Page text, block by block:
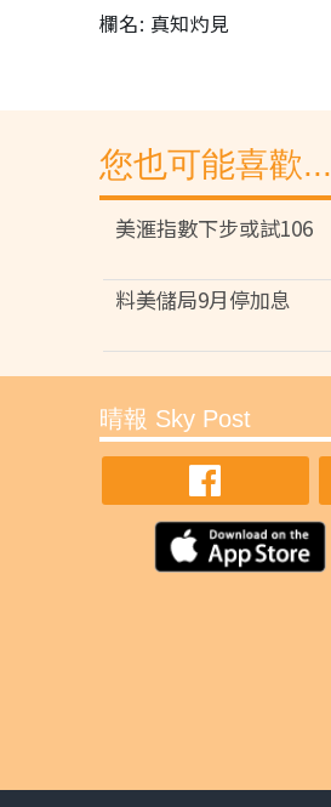
欄名: 真知灼見
您也可能喜歡...
美滙指數下步或試106
料美儲局9月停加息
晴報 Sky Post